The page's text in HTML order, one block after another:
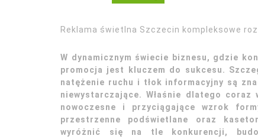
Reklama świetlna Szczecin kompleksowe
W dynamicznym świecie biznesu, gdzie
promocja jest kluczem do sukcesu.
natężenie ruchu i tłok informacyjny są
niewystarczające. Właśnie dlatego
nowoczesne i przyciągające wzrok
przestrzenne podświetlane oraz
wyróżnić się na tle konkurencji,